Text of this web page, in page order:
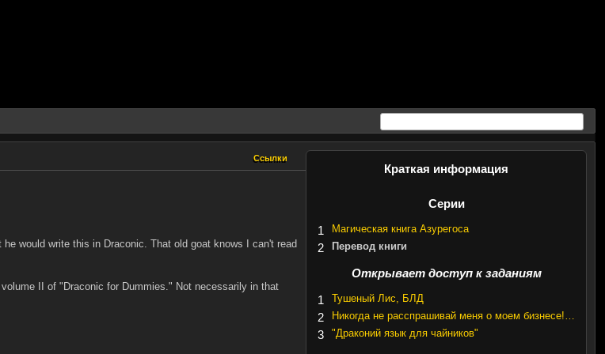
Краткая информация
Серии
1
Магическая книга Азурегоса
2 Перевод книги
Открывает доступ к заданиям
1
Тушеный Лис, БЛД
2 Никогда не расспрашивай меня о моем бизнесе!…
3 "Драконий язык для чайников"
Ссылки
Ссылки
would write this in Draconic. That old goat knows I can't read
II of "Draconic for Dummies." Not necessarily in that